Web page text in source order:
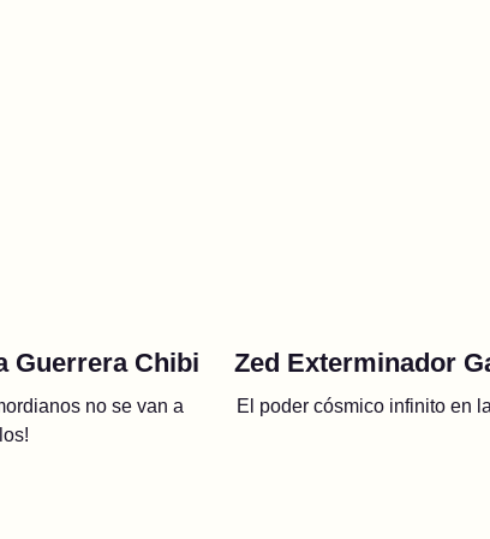
Guerrera Chibi
no se van a
Zed Exterminador
El poder cósmico infinito en